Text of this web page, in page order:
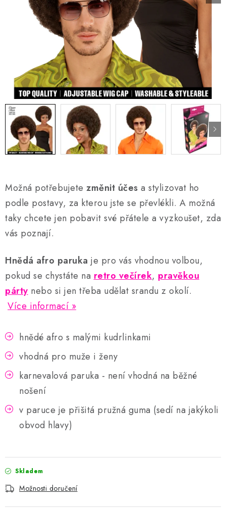
Nejčastější otázky a odpovědi
Blog
Doprava a poštovné
Vrácení a reklamace
Obchodní podmínky
Podmínky ochrany osobních údajů
Možná potřebujete změnit účes a stylizovat ho
podle postavy, za kterou jste se převlékli. A možná
taky chcete jen pobavit své přátele a vyzkoušet, zda
vás poznají.
Hnědá afro paruka je pro vás vhodnou volbou,
pokud se chystáte na retro večírek, pravěkou
párty nebo si jen třeba udělat srandu z okolí.
Více informací
hnědé afro s malými kudrlinkami
vhodná pro muže i ženy
karnevalová paruka - není vhodná na běžné
nošení
v paruce je přišitá pružná guma (sedí na jakýkoli
obvod hlavy)
Skladem
Možnosti doručení